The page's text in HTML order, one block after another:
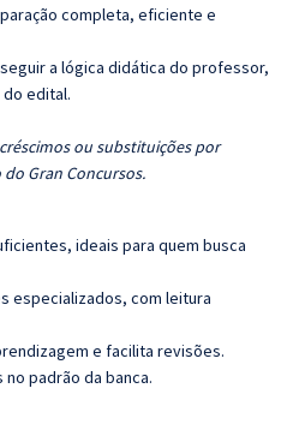
completa, eficiente e
a lógica didática do professor,
edital.
ou substituições por
Gran Concursos.
ideais para quem busca
especializados, com leitura
e facilita revisões.
padrão da banca.